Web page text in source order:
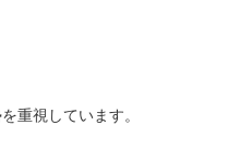
重視しています。